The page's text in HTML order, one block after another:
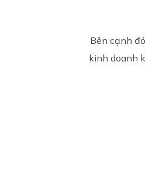
Bên cạnh
kinh doanh